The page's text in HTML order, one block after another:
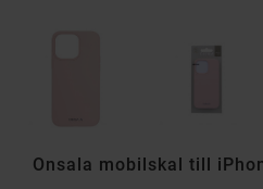
Onsala mobilskal till